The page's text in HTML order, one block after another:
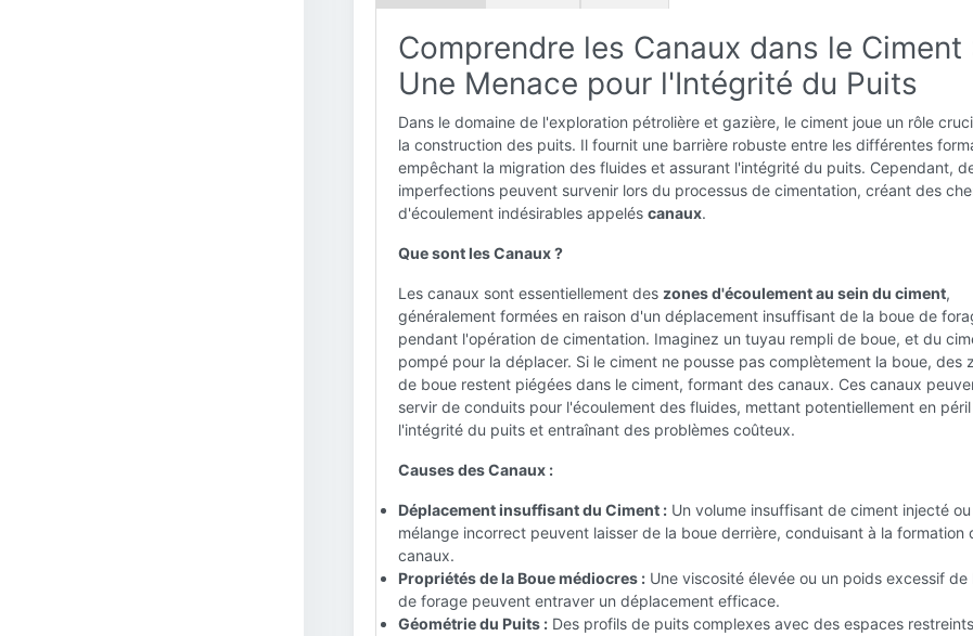
Comprendre les Canaux dans le Ciment
Une Menace pour l'Intégrité du Puits
Dans le domaine de l'exploration pétrolière et gazière, le ciment joue un rôle
la construction des puits. Il fournit une barrière robuste entre les différentes
empêchant la migration des fluides et assurant l'intégrité du puits. Cependant,
imperfections peuvent survenir lors du processus de cimentation, créant des
d'écoulement indésirables appelés canaux.
Que sont les Canaux ?
Les canaux sont essentiellement des zones d'écoulement au sein du ciment,
généralement formées en raison d'un déplacement insuffisant de la boue de
pendant l'opération de cimentation. Imaginez un tuyau rempli de boue, et du
pompé pour la déplacer. Si le ciment ne pousse pas complètement la boue, des
de boue restent piégées dans le ciment, formant des canaux. Ces canaux
servir de conduits pour l'écoulement des fluides, mettant potentiellement en péril
l'intégrité du puits et entraînant des problèmes coûteux.
Causes des Canaux :
Déplacement insuffisant du Ciment : Un volume insuffisant de ciment injecté
mélange incorrect peuvent laisser de la boue derrière, conduisant à la formation
canaux.
Propriétés de la Boue médiocres : Une viscosité élevée ou un poids excessif de
de forage peuvent entraver un déplacement efficace.
Géométrie du Puits : Des profils de puits complexes avec des espaces